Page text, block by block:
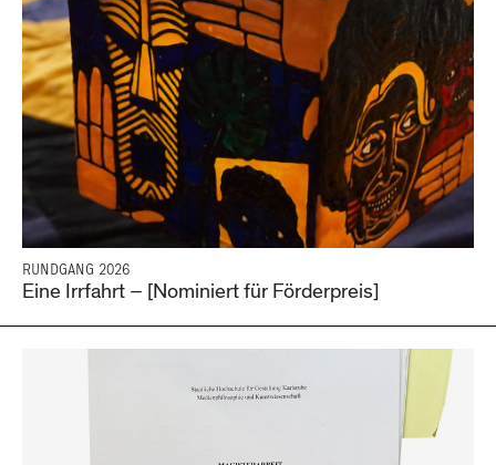
RUNDGANG 2026
Eine Irrfahrt – [Nominiert für Förderpreis]